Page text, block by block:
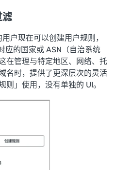
滤
户现在可以创建用户规则，
应的国家或 ASN（自治系统
在管理与特定地区、网络、托
名时，提供了更深层次的灵活
」使用，没有单独的 UI。